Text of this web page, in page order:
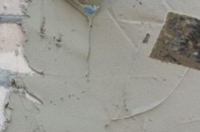
пены
Пленки/Мембраны
Пароизоляционные
Пленка
Пленка ПВД
Показать больше